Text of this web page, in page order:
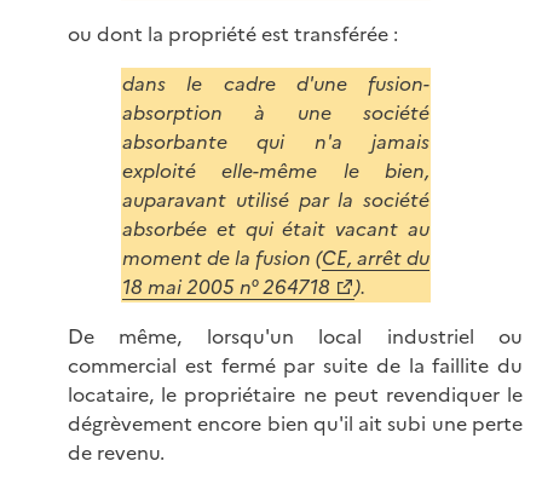
ou dont la propriété est transférée :
dans le cadre d'une fusion-
absorption à une société
absorbante qui n'a jamais
exploité elle-même le bien,
auparavant utilisé par la société
absorbée et qui était vacant au
moment de la fusion (CE, arrêt du
18 mai 2005 n° 264718
).
De même, lorsqu'un local industriel ou
commercial est fermé par suite de la faillite du
locataire, le propriétaire ne peut revendiquer le
dégrèvement encore bien qu'il ait subi une perte
de revenu.